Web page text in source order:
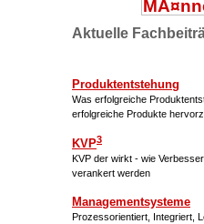
Aktuelle
Produktentstehung
Was erfolgreiche
erfolgreiche Produkte
KVP3
KVP der wirkt - wie
verankert werden
Managementsysteme
Prozessorientiert, Integriert,